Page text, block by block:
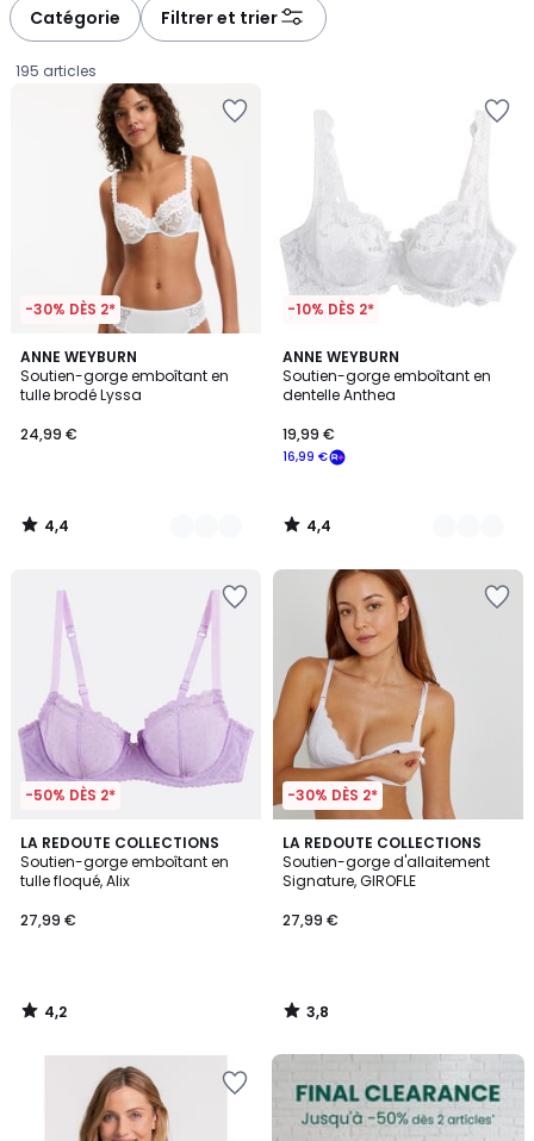
Catégorie Filtrer et trier
195 articles
-30% DÈS 2*
ANNE WEYBURN
Soutien-gorge emboîtant en
tulle brodé Lyssa
€.
24,99 €
4,4
/ 5
5
Couleurs
4,4
/
-10% DÈS 2*
ANNE WEYBURN
Soutien-gorge emboîtant en
dentelle Anthea
16,99 €
19,99 €
4,4
/ 5
4
Couleurs
4,4
/
-50% DÈS 2*
LA REDOUTE COLLECTIONS
Soutien-gorge emboîtant en
tulle floqué, Alix
27,99 €
4,2
/ 5
4,2
/
-30% DÈS 2*
LA REDOUTE COLLECTIONS
Soutien-gorge d'allaitement
Signature, GIROFLE
27,99 €
3,8
/ 5
3,8
/
FINAL
CLEARANCE